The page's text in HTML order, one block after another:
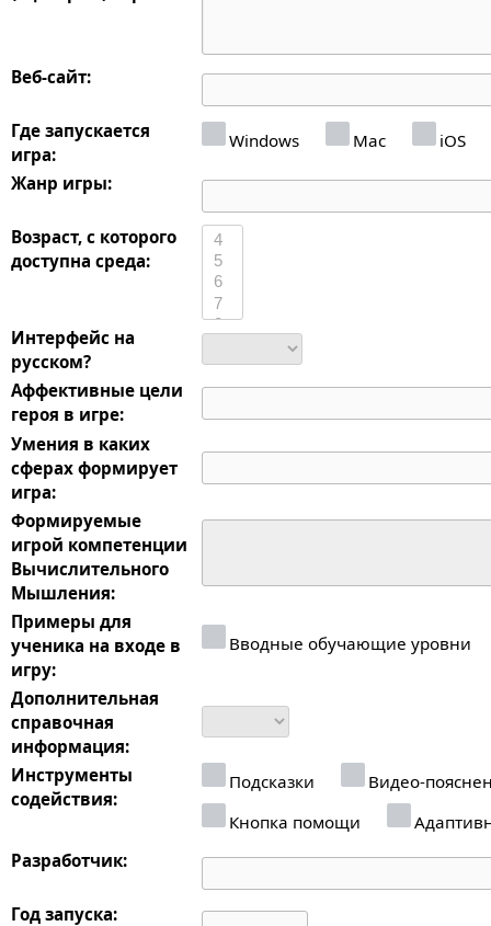
Веб-сайт:
Где запускается
игра:
Windows Mac
iOS
Жанр игры:
Возраст, с которого
доступна среда:
Интерфейс на
русском?
Аффективные цели
героя в игре:
Умения в каких
сферах формирует
игра:
Формируемые
игрой компетенции
Вычислительного
Мышления:
Примеры для
ученика на входе в
игру:
Вводные обучающие уровни
Дополнительная
справочная
информация:
Инструменты
содействия:
Подсказки
Видео-
Кнопка помощи
Разработчик:
Год запуска: